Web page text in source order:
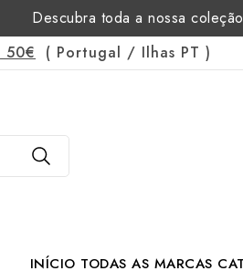
Descubra toda a nossa
50€ ( Portugal / Ilhas PT )
INÍCIO TODAS AS MARCAS